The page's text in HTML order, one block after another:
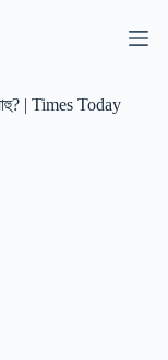
| Times Today